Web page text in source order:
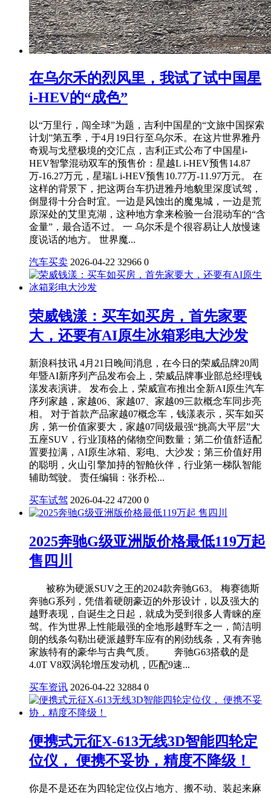
在乌尔禾的烈风里，我试了试中国星
i-HEV的“成色”
以“万里行，闯全球”为题，吉利中国星的“文旅中国探索
计划”第五季，于4月19日行至乌尔禾。在这片世界雅丹
奇观与戈壁极境的交汇点，吉利正式公布了中国星i-
HEV智擎混动双车的预售价：星越L i-HEV预售14.87
万-16.27万元，星瑞L i-HEV预售10.77万-11.97万元。 在
这样的背景下，把这两台车扔进雅丹地貌里深度试驾，
倒显得十分合时宜。一边是风蚀出的魔鬼城，一边是荒
原深处的艾里克湖，这种地方拿来检验一台混动车的“含
金量”，最合适不过。 一 乌尔禾是个很容易让人放慢速
度说话的地方。 世界魔...
汽车买卖 2026-04-22 32966 0
荣威钱漾：买车如买房，首先家要
大，还要有AI原生冰箱彩电大沙发
新浪科技讯 4月21日晚间消息，在今日的荣威品牌20周
年暨AI新序列产品发布会上，荣威品牌事业部总经理钱
漾发表演讲。 发布会上，荣威宣布推出全新AI原生汽车
序列家越，家越06、家越07、家越09三款概念车同步亮
相。 对于首款产品家越07概念车，钱漾表示，买车如买
房，第一价值家要大，家越07同级最强“挑高大平层”大
五座SUV，行业顶格的储物空间数量；第二价值舒适配
置要拉满，AI原生冰箱、彩电、大沙发；第三价值好用
的聪明，火山引擎加持的智舱伙伴，行业第一梯队智能
辅助驾驶。 责任编辑：张乔松...
买车试驾 2026-04-22 47200 0
2025奔驰G级亚洲版价格最低119万起
售四川
被称为硬派SUV之王的2024款奔驰G63。 梅赛德斯
奔驰G系列，凭借着硬朗豪迈的外形设计，以及强大的
越野表现，自诞生之日起，就成为受到很多人青睐的座
驾。作为世界上性能最强的全地形越野车之一，简洁明
朗的线条勾勒出硬派越野车应有的刚劲线条，又有奔驰
家族特有的豪华与古典气质。 奔驰G63搭载的是
4.0T V8双涡轮增压发动机，匹配9速...
买车资讯 2026-04-22 32884 0
便携式元征X-613无线3D智能四轮定
位仪， 便携不妥协，精度不降级！
你是不是还在为四轮定位仪占地方、搬不动、装起来麻